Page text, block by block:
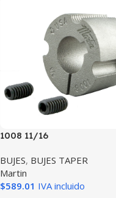
1008 11/16
BUJES, BUJES TAPER
Martin
$589.01 IVA incluido